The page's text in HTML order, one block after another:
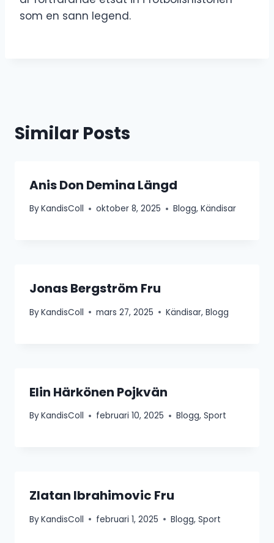
som en sann legend.
Similar Posts
Anis Don Demina Längd
ByKandisColl oktober 8, 2025 Blogg,Kändisar
Jonas Bergström Fru
ByKandisColl mars 27, 2025 Kändisar,Blogg
Elin Härkönen Pojkvän
ByKandisColl februari 10, 2025 Blogg,Sport
Zlatan Ibrahimovic Fru
ByKandisColl februari 1, 2025 Blogg,Sport